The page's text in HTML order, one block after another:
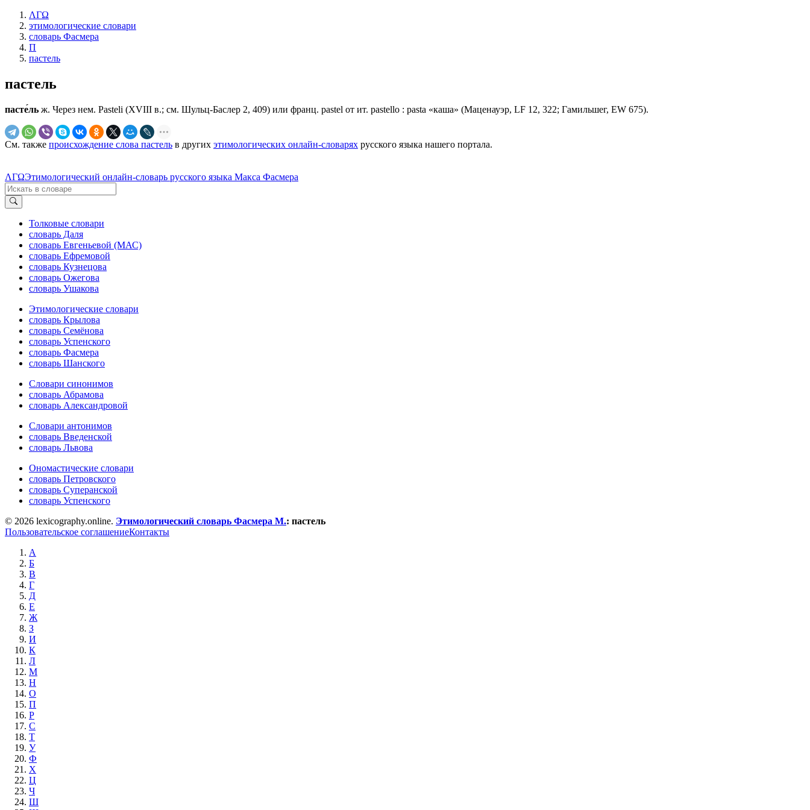
ΛΓΩ
этимологические словари
словарь Фасмера
П
пастель
пастель
пасте́ль ж. Через нем. Раstеli (XVIII в.; см. Шульц-Баслер 2, 409) или франц. раstеl от ит. pastello : раstа «каша» (Маценауэр, LF 12, 322; Гамильшег, ЕW 675).
См. также происхождение слова пастель в других этимологических онлайн-словарях русского языка нашего портала.
ΛΓΩЭтимологический онлайн-словарь русского языка Макса Фасмера
Толковые словари
словарь Даля
словарь Евгеньевой (МАС)
словарь Ефремовой
словарь Кузнецова
словарь Ожегова
словарь Ушакова
Этимологические словари
словарь Крылова
словарь Семёнова
словарь Успенского
словарь Фасмера
словарь Шанского
Словари синонимов
словарь Абрамова
словарь Александровой
Словари антонимов
словарь Введенской
словарь Львова
Ономастические словари
словарь Петровского
словарь Суперанской
словарь Успенского
© 2026 lexicography.online. Этимологический словарь Фасмера М.: пастель
Пользовательское соглашениеКонтакты
А
Б
В
Г
Д
Е
Ж
З
И
К
Л
М
Н
О
П
Р
С
Т
У
Ф
Х
Ц
Ч
Ш